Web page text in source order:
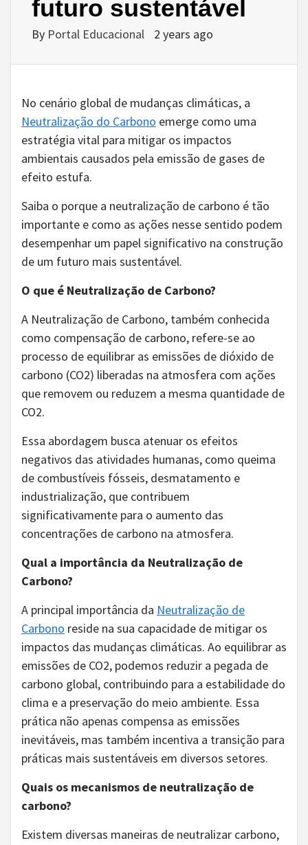
futuro sustentável
By Portal Educacional 2 years ago
No cenário global de mudanças climáticas, a
Neutralização do Carbono emerge como uma
estratégia vital para mitigar os impactos
ambientais causados pela emissão de gases de
efeito estufa.
Saiba o porque a neutralização de carbono é tão
importante e como as ações nesse sentido podem
desempenhar um papel significativo na construção
de um futuro mais sustentável.
O que é Neutralização de Carbono?
A Neutralização de Carbono, também conhecida
como compensação de carbono, refere-se ao
processo de equilibrar as emissões de dióxido de
carbono (CO2) liberadas na atmosfera com ações
que removem ou reduzem a mesma quantidade de
CO2.
Essa abordagem busca atenuar os efeitos
negativos das atividades humanas, como queima
de combustíveis fósseis, desmatamento e
industrialização, que contribuem
significativamente para o aumento das
concentrações de carbono na atmosfera.
Qual a importância da Neutralização de
Carbono?
A principal importância da Neutralização de
Carbono reside na sua capacidade de mitigar os
impactos das mudanças climáticas. Ao equilibrar as
emissões de CO2, podemos reduzir a pegada de
carbono global, contribuindo para a estabilidade do
clima e a preservação do meio ambiente. Essa
prática não apenas compensa as emissões
inevitáveis, mas também incentiva a transição para
práticas mais sustentáveis em diversos setores.
Quais os mecanismos de neutralização de
carbono?
Existem diversas maneiras de neutralizar carbono,